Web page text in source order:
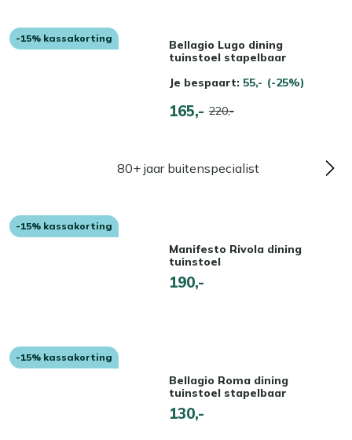
-15% kassakorting
Bellagio Lugo dining
tuinstoel stapelbaar
Je bespaart: 55,- (-25%)
165,- 220,-
80+ jaar buitenspecialist
-15% kassakorting
Manifesto Rivola dining
tuinstoel
190,-
-15% kassakorting
Bellagio Roma dining
tuinstoel stapelbaar
130,-